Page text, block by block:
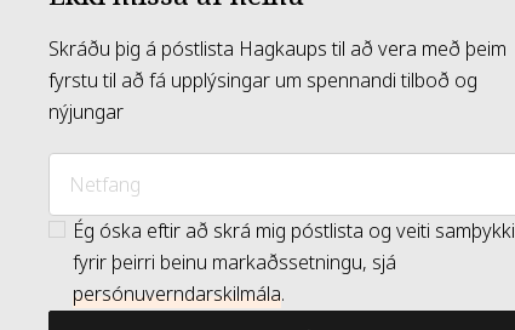
Skráðu þig á póstlista Hagkaups til að vera með þeim
fyrstu til að fá upplýsingar um spennandi tilboð og
nýjungar
Ég óska eftir að skrá mig póstlista og veiti samþykki
fyrir þeirri beinu markaðssetningu, sjá
persónuverndarskilmála.